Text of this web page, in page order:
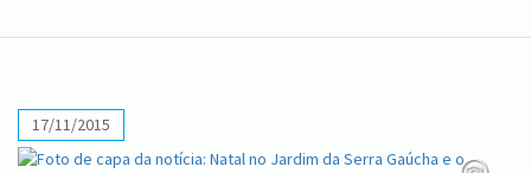
17/11/2015